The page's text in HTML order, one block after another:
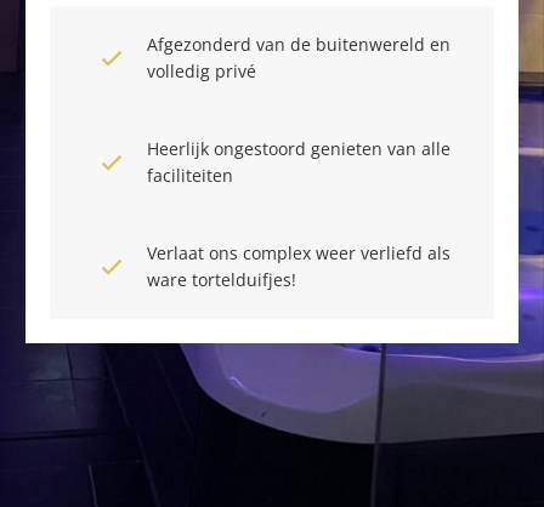
Afgezonderd van de buitenwereld en
volledig privé
Heerlijk ongestoord genieten van alle
faciliteiten
Verlaat ons complex weer verliefd als
ware tortelduifjes!